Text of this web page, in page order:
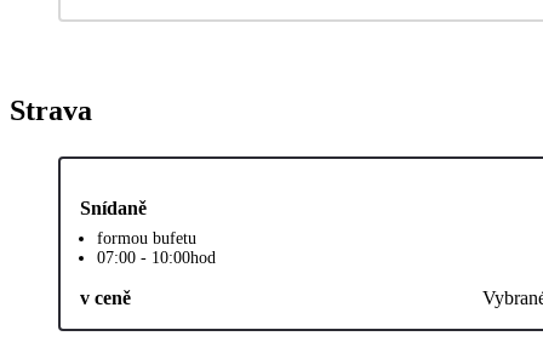
Strava
Snídaně
formou bufetu
07:00 - 10:00hod
v ceně